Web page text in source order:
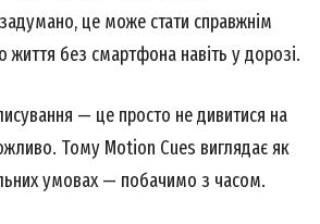
це може стати справжнім
життя без смартфона навіть у дорозі.
— це просто не дивитися на
Тому Motion Cues виглядає як
умовах — побачимо з часом.